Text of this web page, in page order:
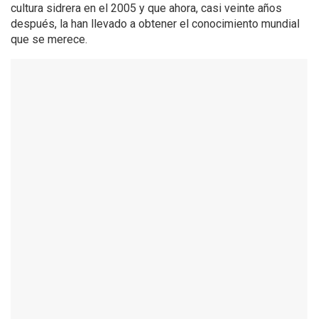
cultura sidrera en el 2005 y que ahora, casi veinte años
después, la han llevado a obtener el conocimiento mundial
que se merece.